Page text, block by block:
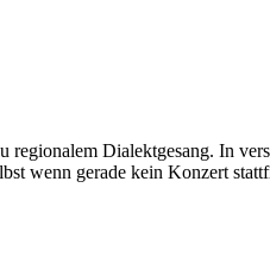
Dialektgesang. In
wenn gerade kein Konzert